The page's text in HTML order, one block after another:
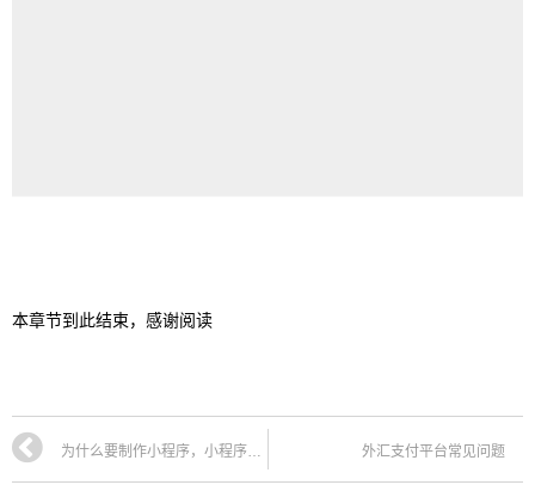
本章节到此结束，感谢阅读
为什么要制作小程序，小程序有什么特点 外汇支付平台常见问题